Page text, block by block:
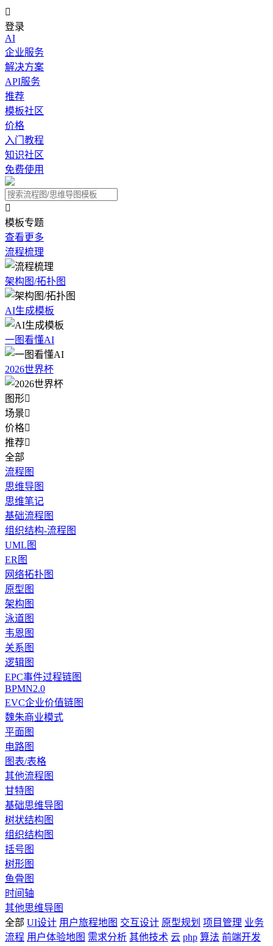

登录
AI
企业服务
解决方案
API服务
推荐
模板社区
价格
入门教程
知识社区
免费使用

模板专题
查看更多
流程梳理
架构图/拓扑图
AI生成模板
一图看懂AI
2026世界杯
图形
场景
价格
推荐
全部
流程图
思维导图
思维笔记
基础流程图
组织结构-流程图
UML图
ER图
网络拓扑图
原型图
架构图
泳道图
韦恩图
关系图
逻辑图
EPC事件过程链图
BPMN2.0
EVC企业价值链图
魏朱商业模式
平面图
电路图
图表/表格
其他流程图
甘特图
基础思维导图
树状结构图
组织结构图
括号图
树形图
鱼骨图
时间轴
其他思维导图
全部 UI设计 用户旅程地图 交互设计 原型规划 项目管理 业务
流程 用户体验地图 需求分析 其他技术 云 php 算法 前端开发